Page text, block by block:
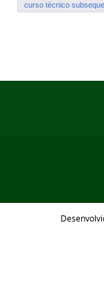
curso técnico